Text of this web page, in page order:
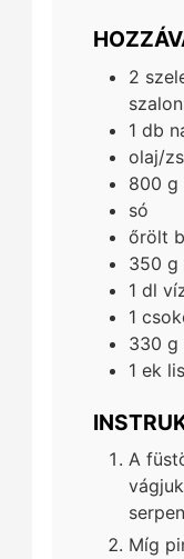
2
1 db
olaj/
800 g
só
őrölt
350 g
1 dl
1
330 g
1 ek
A
Míg